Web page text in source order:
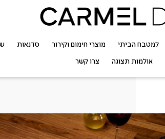
למטבח הביתי מוצרי חימום וקירור סדנאות
אולמות תצוגה צרו קשר
מלקחיים